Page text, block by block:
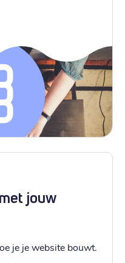
jouw
je je website bouwt.